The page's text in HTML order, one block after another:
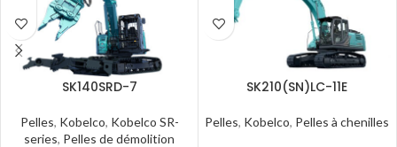
SK140SRD-7
Pelles, Kobelco, Kobelco SR-
series, Pelles de démolition
SK210(SN)LC-11E
Pelles, Kobelco, Pelles à chenilles